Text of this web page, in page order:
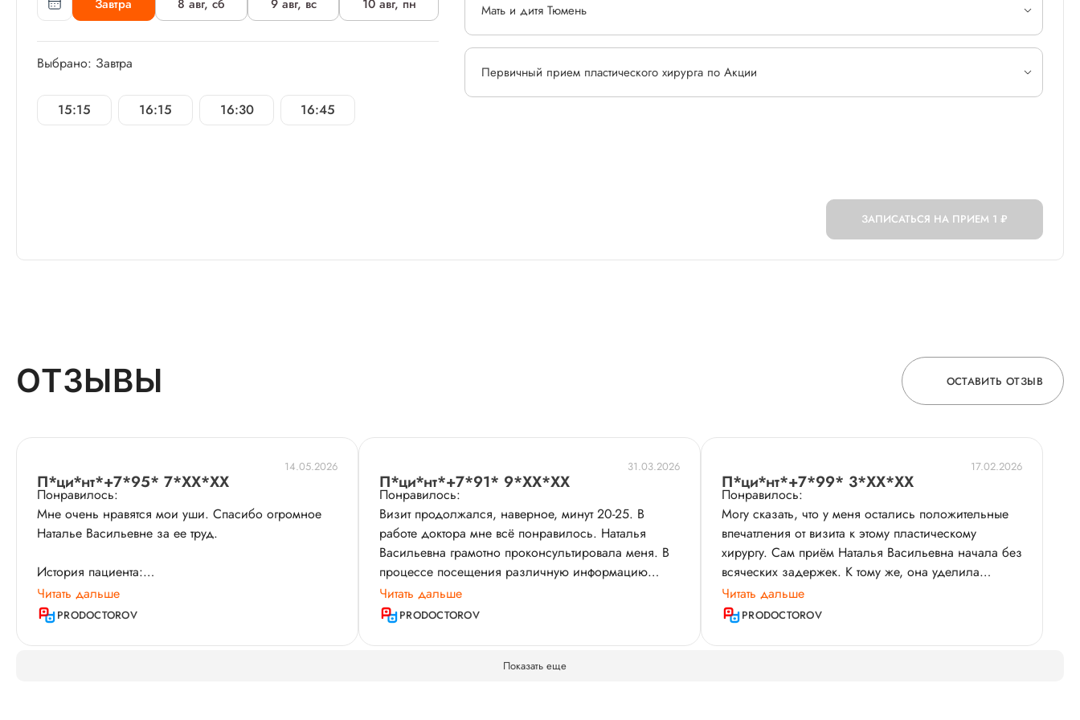
Завтра 8 авг, сб 9 авг, вс 10 авг, пн
Выбрано: Завтра
15:15 16:15 16:30 16:45
Мать и дитя Тюмень
Первичный прием пластического хирурга по Акции
ЗАПИСАТЬСЯ НА ПРИЕМ 1 ₽
ОТЗЫВЫ ОСТАВИТЬ ОТЗЫВ
О ВРАЧЕ
ГОРЯЧАЯ ЛИНИЯ КАЧЕСТВА
14.05.2026
П*ци*нт*+7*95* 7*XX*XX
Понравилось:
Мне очень нравятся мои уши. Спасибо огромное
Наталье Васильевне за ее труд.
История пациента:
Я хочу поделиться своим опытом после операции
по отопластике​, которую мне проводила доктор
Волкова Наталья Васильевна. Доктор очень
внимательная и профессиональная, она подробно
Читать дальше
PRODOCTOROV
31.03.2026
П*ци*нт*+7*91* 9*XX*XX
Понравилось:
Визит продолжался, наверное, минут 20-25. В
работе доктора мне всё понравилось. Наталья
Васильевна грамотно проконсультировала меня. В
процессе посещения различную информацию
специалист преподносила как простыми словами,
так и медицинскими терминами, но она все
доходчиво объясняла. Также, на вопросы, которые
я задавала, врач отвечала. Во время визита манера
общения у доктора была вежливой и
Читать дальше
PRODOCTOROV
17.02.2026
П*ци*нт*+7*99* 3*XX*XX
Понравилось:
Могу сказать, что у меня остались положительные
впечатления от визита к этому пластическому
хирургу. Сам приём Наталья Васильевна начала без
всяческих задержек. К тому же, она уделила
вполне достаточное количество времени на него. В
целом, мне понравилось всё в работе этого врача.
В общении с пациентом она была вполне
вежливой. Кроме того, доктор полностью осмотрела
Читать дальше
PRODOCTOROV
Показать еще